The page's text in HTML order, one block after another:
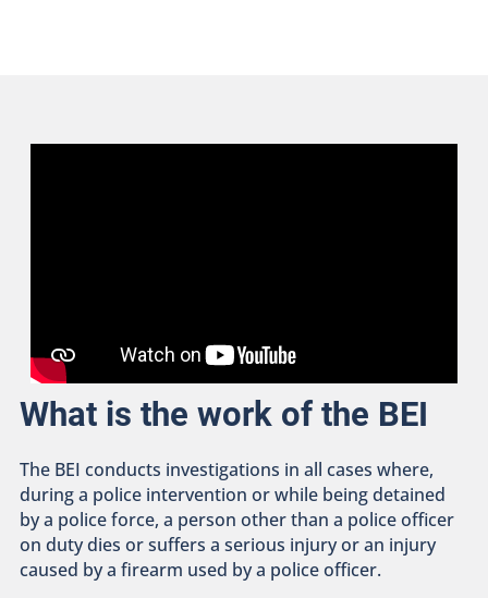
What is the work of the BEI
The BEI conducts investigations in all cases where,
during a police intervention or while being detained
by a police force, a person other than a police officer
on duty dies or suffers a serious injury or an injury
caused by a firearm used by a police officer.